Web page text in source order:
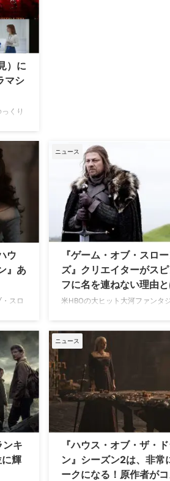
）に
マシ
くり
なド
ニー
ーレ
ちに
・ホ
家族、
コメ
ーミ
変え
フたち
ウ
』あ
スロ
ルコ
ータ
ユニ
るこ
てい
異な
んで
てから
コー
タジ
ニュース
『ゲーム・オブ・スロ
ズ』クリエイターがス
フに名を連ねない理由と
米HBOの大ヒット大河ファンタ
ニオフとD・B・ワイスが、スピ
ドラマ『ハウス・オブ・ザ・ドラ
ン』や、待機中のフランチャイズ
ロジェクトのクレジットに名を連
い理由を語っている。 クレジッ
るなら作品にきちんと関わるべ
的に成功した人気ドラマのスピ
作品には、本家のクリエイターが
『ゲーム・オブ・スローンズ』
年に完結した後、ベニオフとワ
同フランチャイズから完全 …
キ
輝
ニュース
『ハウス・オブ・ザ・
ン』シーズン2は、非常
ークになる！原作者が